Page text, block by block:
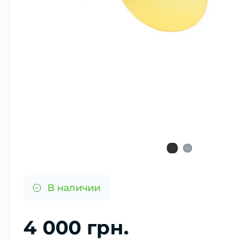
В наличии
4 000 грн.